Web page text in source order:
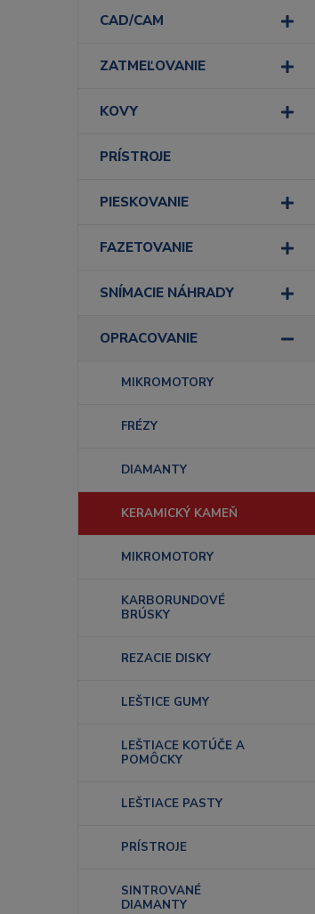
CAD/CAM
ZATMEĽOVANIE
KOVY
PRÍSTROJE
PIESKOVANIE
FAZETOVANIE
SNÍMACIE NÁHRADY
OPRACOVANIE
MIKROMOTORY
FRÉZY
DIAMANTY
KERAMICKÝ KAMEŇ
MIKROMOTORY
KARBORUNDOVÉ
BRÚSKY
REZACIE DISKY
LEŠTICE GUMY
LEŠTIACE KOTÚČE A
POMÔCKY
LEŠTIACE PASTY
PRÍSTROJE
SINTROVANÉ
DIAMANTY